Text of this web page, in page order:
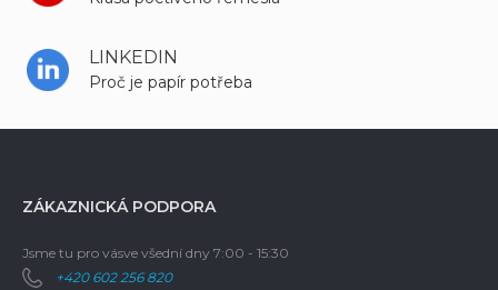
LINKEDIN
Proč je papír potřeba
ZÁKAZNICKÁ PODPORA
Jsme tu pro vásve všední dny 7:00 - 15:30
+420 602 256 820